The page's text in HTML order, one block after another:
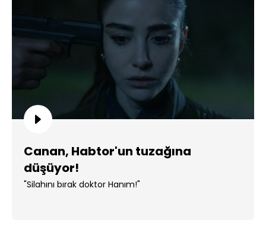
Canan, Habtor'un tuzağına
düşüyor!
"Silahını bırak doktor Hanım!"